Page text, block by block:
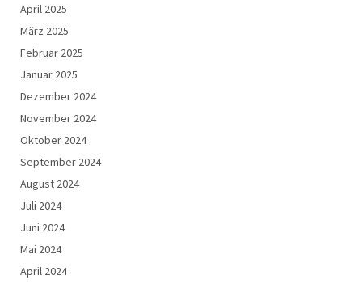
April 2025
März 2025
Februar 2025
Januar 2025
Dezember 2024
November 2024
Oktober 2024
September 2024
August 2024
Juli 2024
Juni 2024
Mai 2024
April 2024